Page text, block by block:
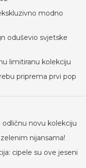
modno
oduševio svjetske
limitiranu kolekciju
priprema prvi pop
novu kolekciju
nijansama!
cipele su ove jeseni